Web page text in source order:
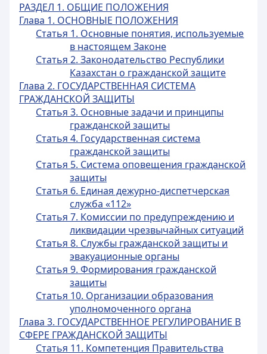
РАЗДЕЛ 1. ОБЩИЕ ПОЛОЖЕНИЯ
Глава 1. ОСНОВНЫЕ ПОЛОЖЕНИЯ
Статья 1. Основные понятия, используемые
в настоящем Законе
Статья 2. Законодательство Республики
Казахстан о гражданской защите
Глава 2. ГОСУДАРСТВЕННАЯ СИСТЕМА
ГРАЖДАНСКОЙ ЗАЩИТЫ
Статья 3. Основные задачи и принципы
гражданской защиты
Статья 4. Государственная система
гражданской защиты
Статья 5. Система оповещения гражданской
защиты
Статья 6. Единая дежурно-диспетчерская
служба «112»
Статья 7. Комиссии по предупреждению и
ликвидации чрезвычайных ситуаций
Статья 8. Службы гражданской защиты и
эвакуационные органы
Статья 9. Формирования гражданской
защиты
Статья 10. Организации образования
уполномоченного органа
Глава 3. ГОСУДАРСТВЕННОЕ РЕГУЛИРОВАНИЕ В
СФЕРЕ ГРАЖДАНСКОЙ ЗАЩИТЫ
Статья 11. Компетенция Правительства